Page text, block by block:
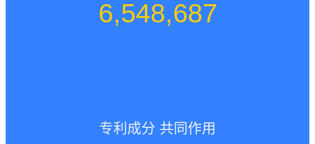
6,548,687
专利成分 共同作用